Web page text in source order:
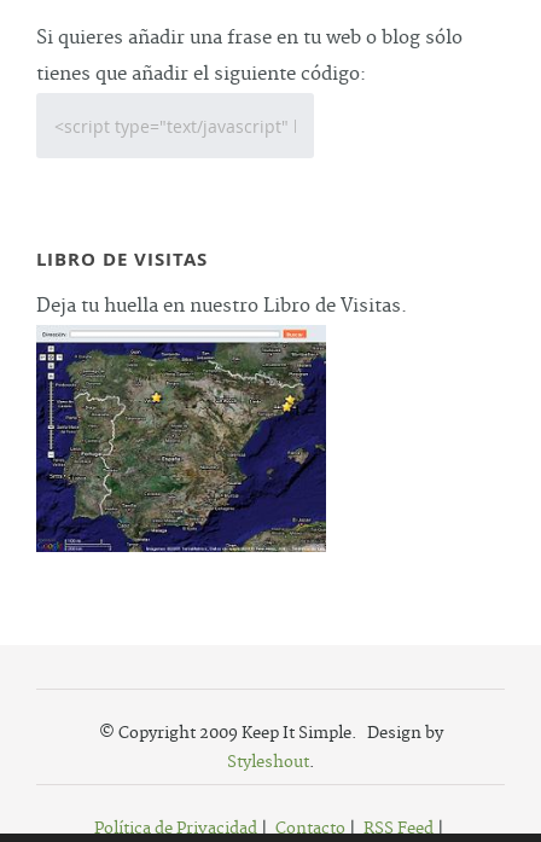
Si quieres añadir una frase en tu web o blog sólo
tienes que añadir el siguiente código:
LIBRO DE VISITAS
Deja tu huella en nuestro Libro de Visitas.
© Copyright 2009 Keep It Simple. Design by
Styleshout.
Política de Privacidad| Contacto| RSS Feed|